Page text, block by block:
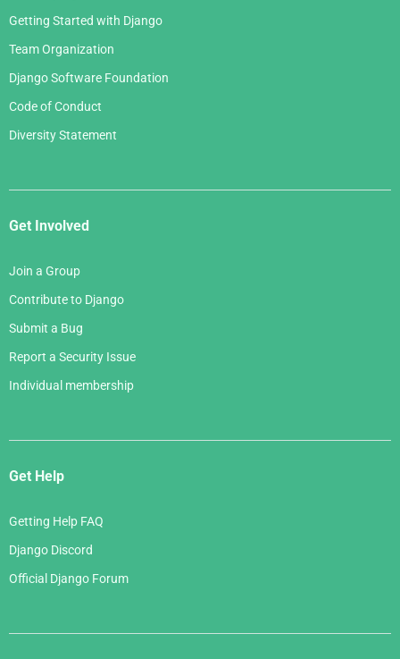
Getting Started with Django
Team Organization
Django Software Foundation
Code of Conduct
Diversity Statement
Get Involved
Join a Group
Contribute to Django
Submit a Bug
Report a Security Issue
Individual membership
Get Help
Getting Help FAQ
Django Discord
Official Django Forum